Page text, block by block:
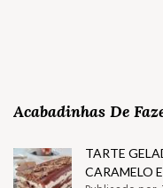
Acabadinhas De
TARTE
CARAMELO